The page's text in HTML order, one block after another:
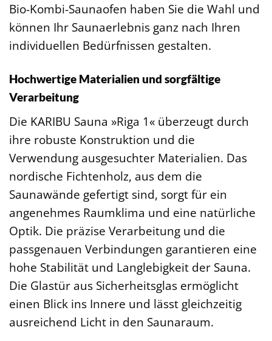
Bio-Kombi-Saunaofen haben Sie die Wahl und
können Ihr Saunaerlebnis ganz nach Ihren
individuellen Bedürfnissen gestalten.
Hochwertige Materialien und sorgfältige
Verarbeitung
Die KARIBU Sauna »Riga 1« überzeugt durch
ihre robuste Konstruktion und die
Verwendung ausgesuchter Materialien. Das
nordische Fichtenholz, aus dem die
Saunawände gefertigt sind, sorgt für ein
angenehmes Raumklima und eine natürliche
Optik. Die präzise Verarbeitung und die
passgenauen Verbindungen garantieren eine
hohe Stabilität und Langlebigkeit der Sauna.
Die Glastür aus Sicherheitsglas ermöglicht
einen Blick ins Innere und lässt gleichzeitig
ausreichend Licht in den Saunaraum.